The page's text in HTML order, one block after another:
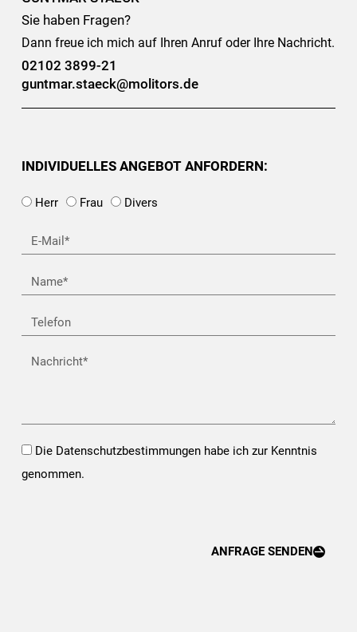
Sie haben Fragen?
Dann freue ich mich auf Ihren Anruf oder Ihre Nachricht.
02102 3899-21
guntmar.staeck@molitors.de
INDIVIDUELLES ANGEBOT ANFORDERN:
Herr Frau Divers
Name
Telefon
Nachricht
Opt-
In*
Die Datenschutzbestimmungen habe ich zur Kenntnis
genommen.
ANFRAGE SENDEN